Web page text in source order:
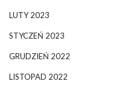
LUTY 2023
STYCZEŃ 2023
GRUDZIEŃ 2022
LISTOPAD 2022